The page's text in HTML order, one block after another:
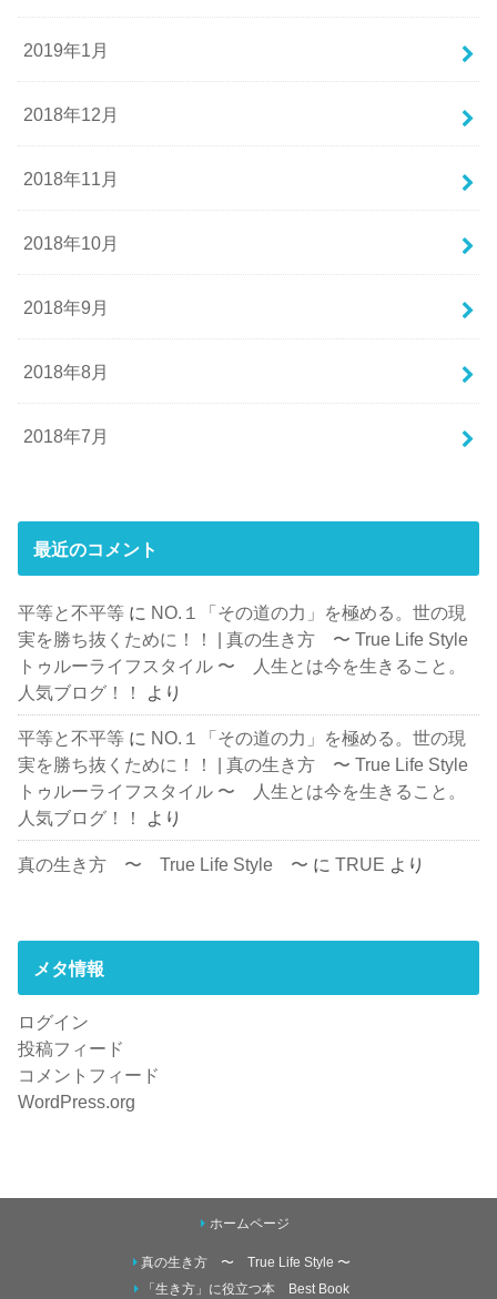
2019年1月
2018年12月
2018年11月
2018年10月
2018年9月
2018年8月
2018年7月
最近のコメント
平等と不平等 に NO.１「その道の力」を極める。世の現
実を勝ち抜くために！！ | 真の生き方 〜 True Life Style
トゥルーライフスタイル 〜 人生とは今を生きること。
人気ブログ！！
より
平等と不平等 に NO.１「その道の力」を極める。世の現
実を勝ち抜くために！！ | 真の生き方 〜 True Life Style
トゥルーライフスタイル 〜 人生とは今を生きること。
人気ブログ！！
より
真の生き方 〜 True Life Style 〜 にTRUE より
メタ情報
ログイン
投稿フィード
コメントフィード
WordPress.org
ホームページ
真の生き方 〜 True Life Style 〜
「生き方」に役立つ本 Best Book